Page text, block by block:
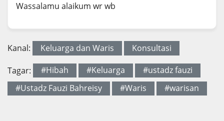
Wassalamu alaikum wr wb
Kanal: Keluarga dan Waris Konsultasi
Tagar: #Hibah #Keluarga
#ustadz fauzi
#Ustadz Fauzi Bahreisy
#Waris #warisan